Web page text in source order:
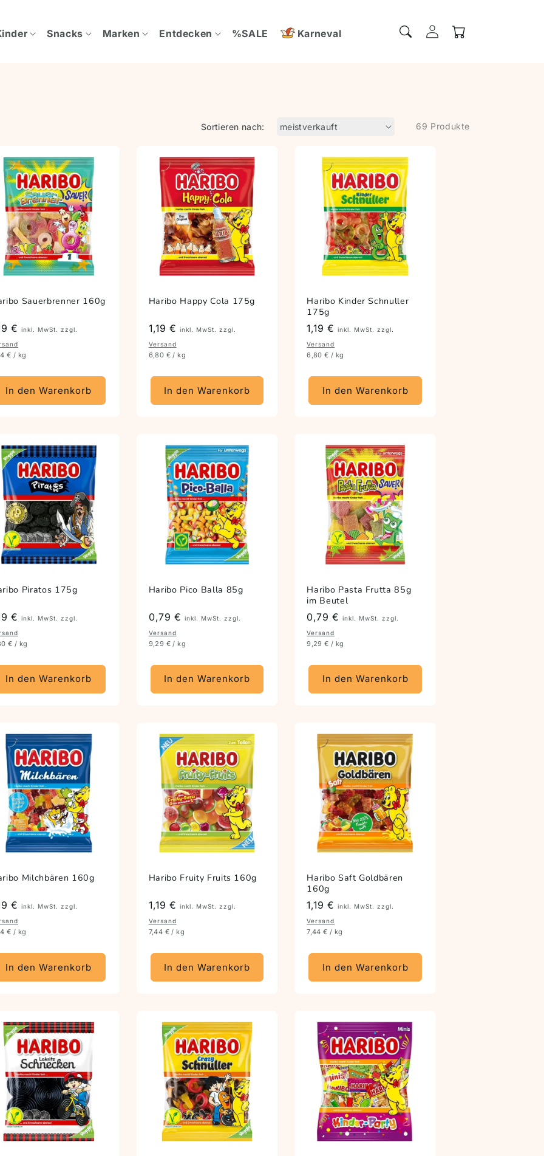
Snacks Marken Entdecken %SALE Karneval EinloggenWarenkorb
Sortieren nach: 69 Produkte
Sauerbrenner 160g
€ inkl. MwSt. zzgl.
€ / kg
In den Warenkorb
Haribo Happy Cola 175g
Preis
1,19 € inkl. MwSt. zzgl.
Versand
6,80 € / kg
In den Warenkorb
Haribo Kinder Schnuller
175g
Preis
1,19 €inkl. MwSt. zzgl.
Versand
6,80 € / kg
In den Warenkorb
Piratos 175g
€ inkl. MwSt. zzgl.
€ / kg
In den Warenkorb
Haribo Pico Balla 85g
Preis
0,79 € inkl. MwSt. zzgl.
Versand
9,29 € / kg
In den Warenkorb
Haribo Pasta Frutta 85g
im Beutel
Preis
0,79 €inkl. MwSt. zzgl.
Versand
9,29 € / kg
In den Warenkorb
Milchbären 160g
€
inkl. MwSt. zzgl.
€ / kg
In den Warenkorb
Haribo Fruity Fruits 160g
Preis
1,19 €
inkl. MwSt. zzgl.
Versand
7,44 € / kg
In den Warenkorb
Haribo Saft Goldbären
160g
Preis
1,19 €inkl. MwSt. zzgl.
Versand
7,44 € / kg
In den Warenkorb